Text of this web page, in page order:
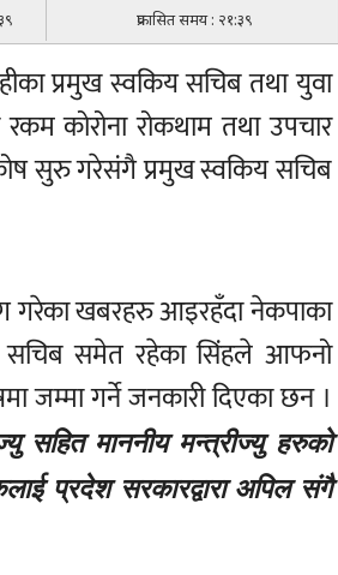
प्रकासित समय : २१:३९
प्रमुख स्वकिय सचिब तथा युवा
कोरोना रोकथाम तथा उपचार
सुरु गरेसंगै प्रमुख स्वकिय सचिब
गरेका खबरहरु आइरहँदा नेकपाका
सचिब समेत रहेका सिंहले आफनो
गर्ने जनकारी दिएका छन ।
सहित माननीय मन्त्रीज्यु हरुको
प्रदेश सरकारद्वारा अपिल संगै